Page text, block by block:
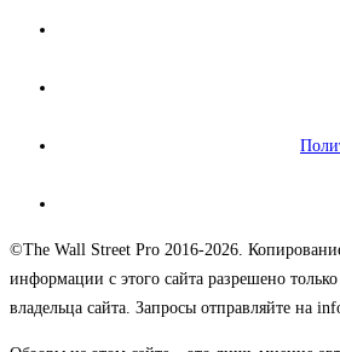
©The Wall Street Pro 2016-2026.
информации с этого сайта разрешено
владельца сайта. Запросы отправляйте на